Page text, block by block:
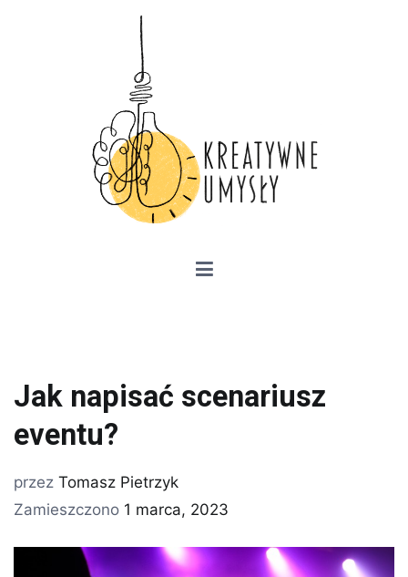
przedsiębiorczość, kariera zawodowa,
Jak napisać scenariusz
eventu?
przez Tomasz Pietrzyk
Zamieszczono 1 marca, 2023